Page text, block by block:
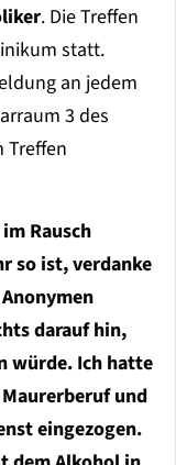
. Die Treffen
statt.
an jedem
3 des
Treffen
Rausch
so ist, verdanke
darauf hin,
würde. Ich hatte
und
eingezogen.